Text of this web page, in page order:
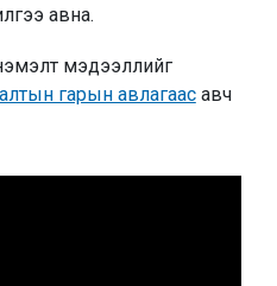
авна.
мэдээллийг
гарын авлагаасавч